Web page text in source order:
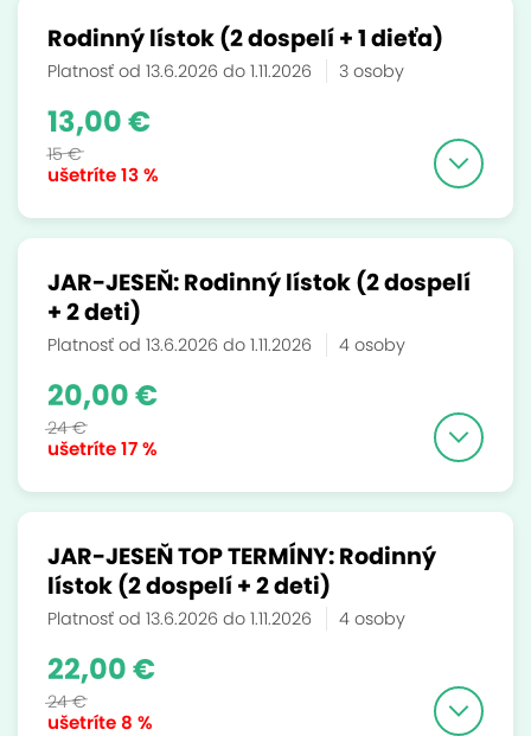
Rodinný lístok (2 dospelí + 1 dieťa)
Platnosť od 13.6.2026 do 1.11.2026 3 osoby
ušetríte13 %
13,00 €
15 €
JAR-JESEŇ: Rodinný lístok (2 dospelí
+ 2 deti)
Platnosť od 13.6.2026 do 1.11.2026 4 osoby
ušetríte17 %
20,00 €
24 €
JAR-JESEŇ TOP TERMÍNY: Rodinný
lístok (2 dospelí + 2 deti)
Platnosť od 13.6.2026 do 1.11.2026 4 osoby
ušetríte 8 %
22,00 €
24 €